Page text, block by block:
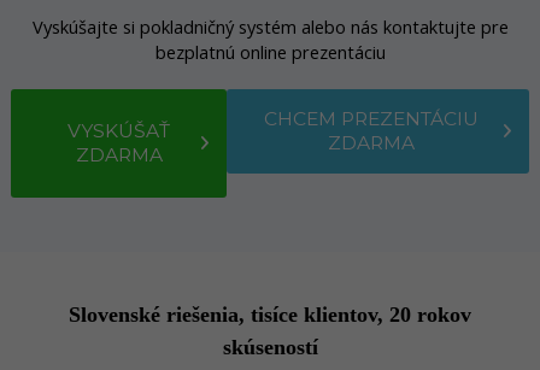
Vyskúšajte si pokladničný systém alebo nás kontaktujte pre
bezplatnú online prezentáciu
VYSKÚŠAŤ
ZDARMA
CHCEM PREZENTÁCIU
ZDARMA
Slovenské riešenia, tisíce klientov, 20 rokov
skúseností